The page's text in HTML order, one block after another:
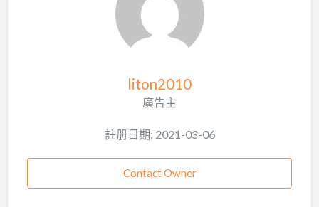
liton2010
廣告主
註册日期: 2021-03-06
Contact Owner